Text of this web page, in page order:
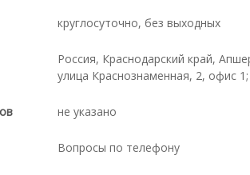
круглосуточно, без выходных
Россия, Краснодарский край,
улица Краснознаменная, 2, офис 1;
не указано
Вопросы по телефону